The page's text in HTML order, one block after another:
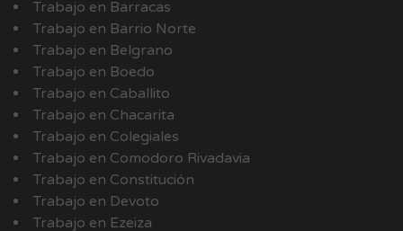
Trabajo en Barracas
Trabajo en Barrio Norte
Trabajo en Belgrano
Trabajo en Boedo
Trabajo en Caballito
Trabajo en Chacarita
Trabajo en Colegiales
Trabajo en Comodoro Rivadavia
Trabajo en Constitución
Trabajo en Devoto
Trabajo en Ezeiza